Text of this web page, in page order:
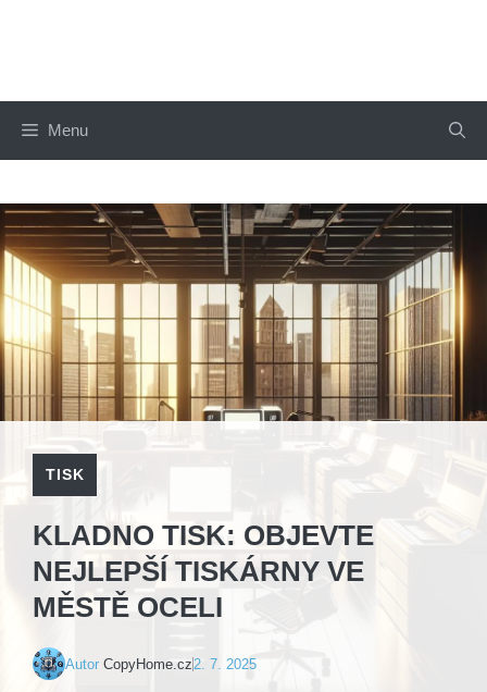
Menu
TISK
KLADNO TISK: OBJEVTE
NEJLEPŠÍ TISKÁRNY VE
MĚSTĚ OCELI
Autor CopyHome.cz 2. 7. 2025